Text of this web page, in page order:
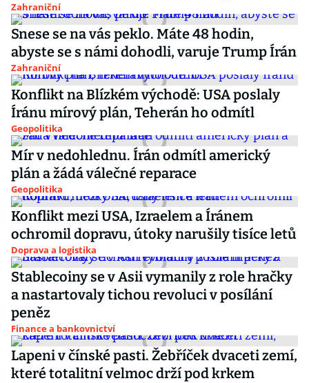
Zahraniční
Snese se na vás peklo. Máte 48 hodin,
abyste se s námi dohodli, varuje Trump Írán
Zahraniční
Konflikt na Blízkém východě: USA poslaly
Íránu mírový plán, Teherán ho odmítl
Geopolitika
Mír v nedohlednu. Írán odmítl americký
plán a žádá válečné reparace
Geopolitika
Konflikt mezi USA, Izraelem a Íránem
ochromil dopravu, útoky narušily tisíce letů
Doprava a logistika
Stablecoiny se v Asii vymanily z role hračky
a nastartovaly tichou revoluci v posílání
peněz
Finance a bankovnictví
Lapeni v čínské pasti. Žebříček dvaceti zemí,
které totalitní velmoc drží pod krkem